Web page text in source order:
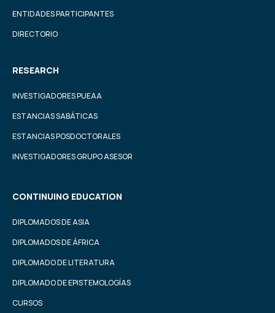
ENTIDADES PARTICIPANTES
DIRECTORIO
RESEARCH
INVESTIGADORES PUEAA
ESTANCIAS SABÁTICAS
ESTANCIAS POSDOCTORALES
INVESTIGADORES GRUPO ASESOR
CONTINUING EDUCATION
DIPLOMADOS DE ASIA
DIPLOMADOS DE ÁFRICA
DIPLOMADO DE LITERATURA
DIPLOMADO DE EPISTEMOLOGÍAS
CURSOS